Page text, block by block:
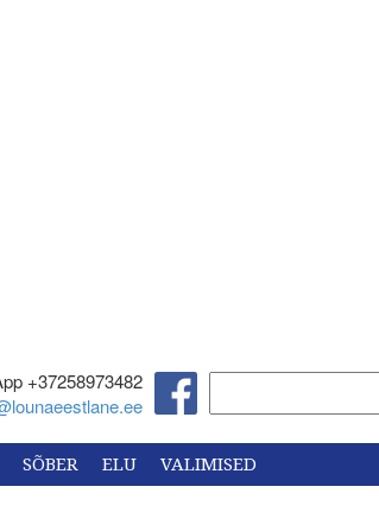
+37258973482‬
SÕBER ELU VALIMISED